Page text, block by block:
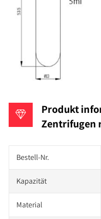
Produkt
Zentrifugen
Bestell-Nr.
Kapazität
Material